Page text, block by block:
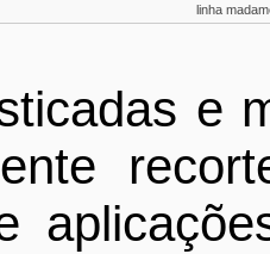
linha
e